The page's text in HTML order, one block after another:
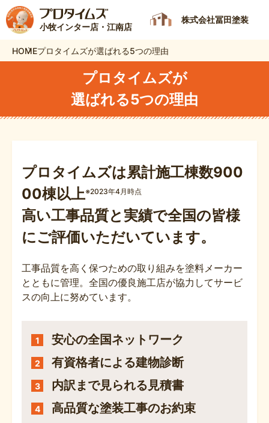
小牧インター店・江南店
株式会社冨田塗装
HOMEプロタイムズが選ばれる5つの理由
プロタイムズが
選ばれる5つの理由
プロタイムズは累計施工棟数900
00棟以上※2023年4月時点
高い工事品質と実績で全国の皆様
にご評価いただいています。
工事品質を高く保つための取り組みを塗料メーカー
とともに管理。全国の優良施工店が協力してサービ
スの向上に努めています。
1 安心の全国ネットワーク
2 有資格者による建物診断
3 内訳まで見られる見積書
4 高品質な塗装工事のお約束